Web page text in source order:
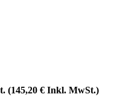
(145,20 € Inkl. MwSt.)